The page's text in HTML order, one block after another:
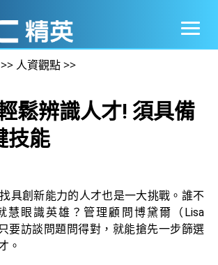
>> 人資觀點>>
鬆辨識人才! 須具備
技能
具創新能力的人才也是一大挑戰。誰不
慧眼識英雄？管理顧問博黛爾（Lisa
要訪談問題問得對，就能搶先一步篩選
。